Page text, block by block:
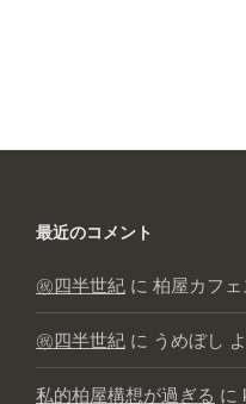
最近のコメント
㊗️四半世紀 に 柏屋カフ
㊗️四半世紀 に うめぼし
私的柏屋構想が過ぎる に